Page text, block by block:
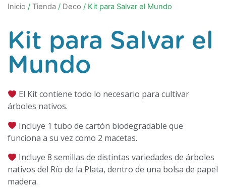
Inicio / Tienda / Deco / Kit para Salvar el Mundo
Kit para Salvar el
Mundo
El Kit contiene todo lo necesario para cultivar
árboles nativos.
Incluye 1 tubo de cartón biodegradable que
funciona a su vez como 2 macetas.
Incluye 8 semillas de distintas variedades de árboles
nativos del Río de la Plata, dentro de una bolsa de papel
madera.